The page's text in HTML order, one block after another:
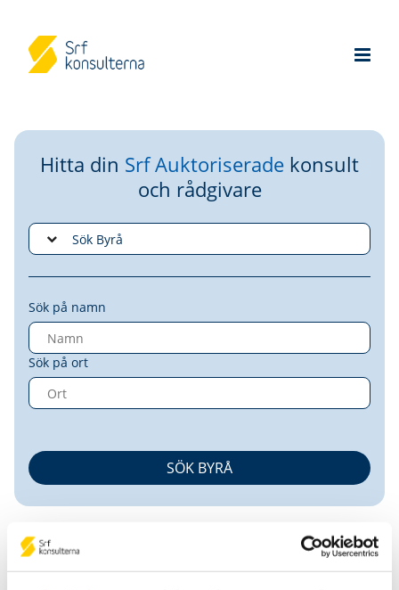
Hitta din Srf Auktoriserade konsult
och rådgivare
Sök på namn
Sök på ort